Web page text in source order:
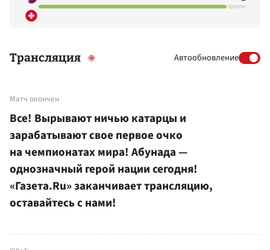
Трансляция Автообновление
Матч окончен
Все! Вырывают ничью катарцы и
зарабатывают свое первое очко
на чемпионатах мира! Абунада —
однозначный герой нации сегодня!
«Газета.Ru» заканчивает трансляцию,
оставайтесь с нами!